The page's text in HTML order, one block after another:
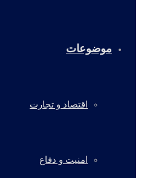
موضوعات
اقتصاد و تجارت
امنیت و دفاع